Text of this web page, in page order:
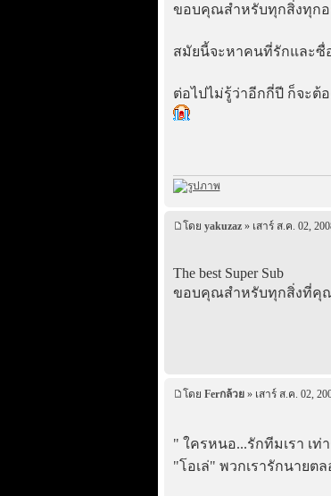
ขอบคุณสำหรับทุกสิ่งทุกอ
สมัยนี้จะหาคนที่รักและซื่
ต่อไปไม่รู้ว่าอีกกี่ปี ก็จะต้
โดย yakuzaz» เสาร์ ส.ค. 02,
The best Super Sub
ขอบคุณสำหรับทุกสิ่งที่คุ
โดย Ferกล้วย» เสาร์ ส.ค. 02,
" ใครหนอ...รักทีมเรา เท่
"โอเล่" พวกเรารักนายตล